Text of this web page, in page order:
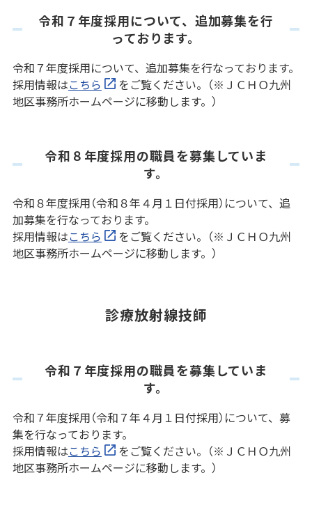
令和７年度採用について、追加募集を行
っております。
令和７年度採用について、追加募集を行なっております。
採用情報はこちら
をご覧ください。（※ＪＣＨＯ九州
地区事務所ホームページに移動します。）
令和８年度採用の職員を募集していま
す。
令和８年度採用（令和８年４月１日付採用）について、追
加募集を行なっております。
採用情報はこちら
をご覧ください。（※ＪＣＨＯ九州
地区事務所ホームページに移動します。）
診療放射線技師
令和７年度採用の職員を募集していま
す。
令和７年度採用（令和７年４月１日付採用）について、募
集を行なっております。
採用情報はこちら
をご覧ください。（※ＪＣＨＯ九州
地区事務所ホームページに移動します。）